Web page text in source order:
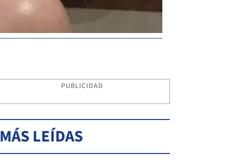
PUBLICIDAD
MÁS LEÍDAS